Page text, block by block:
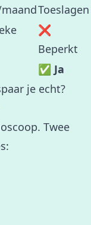
Toeslagen
❌
Beperkt
✅ Ja
je echt?
Twee